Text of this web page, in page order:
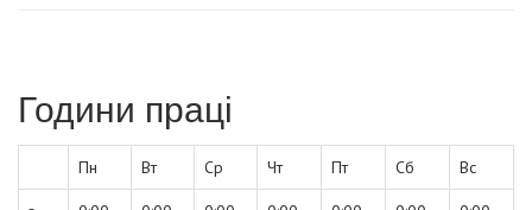
Години праці
Пн Вт Ср Чт Пт Сб Вс